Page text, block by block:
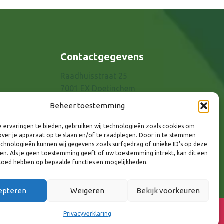
Beheer toestemming
ervaringen te bieden, gebruiken wij technologieën zoals cookies om
je apparaat op te slaan en/of te raadplegen. Door in te stemmen
kunnen wij gegevens zoals surfgedrag of unieke ID's op deze
Als je geen toestemming geeft of uw toestemming intrekt, kan dit een
hebben op bepaalde functies en mogelijkheden.
Weigeren Bekijk voorkeuren
Privacyverklaring
Contactgegevens
E-mail: info@8rhk.nl
Privacyverklaring
Cookieverklaring
Disclaimer